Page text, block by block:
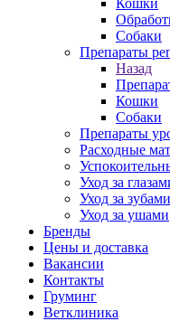
Кошки
Собаки
Препараты
Назад
Кошки
Собаки
Препараты
Расходные
Уход за
Уход за зубами
Уход за ушами
Бренды
Цены и доставка
Вакансии
Контакты
Груминг
Ветклиника